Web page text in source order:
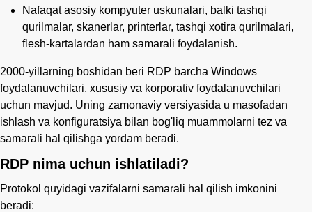
Nafaqat asosiy kompyuter uskunalari, balki tashqi
qurilmalar, skanerlar, printerlar, tashqi xotira qurilmalari,
flesh-kartalardan ham samarali foydalanish.
2000-yillarning boshidan beri RDP barcha Windows
foydalanuvchilari, xususiy va korporativ foydalanuvchilari
uchun mavjud. Uning zamonaviy versiyasida u masofadan
ishlash va konfiguratsiya bilan bog'liq muammolarni tez va
samarali hal qilishga yordam beradi.
RDP nima uchun ishlatiladi?
Protokol quyidagi vazifalarni samarali hal qilish imkonini
beradi: